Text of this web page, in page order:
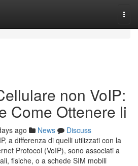
non VoIP:
Come Ottenere li
ago News
Discuss
a differenza di quelli utilizzati con la
Protocol (VoIP), sono associati a
fisiche, o a schede SIM mobili